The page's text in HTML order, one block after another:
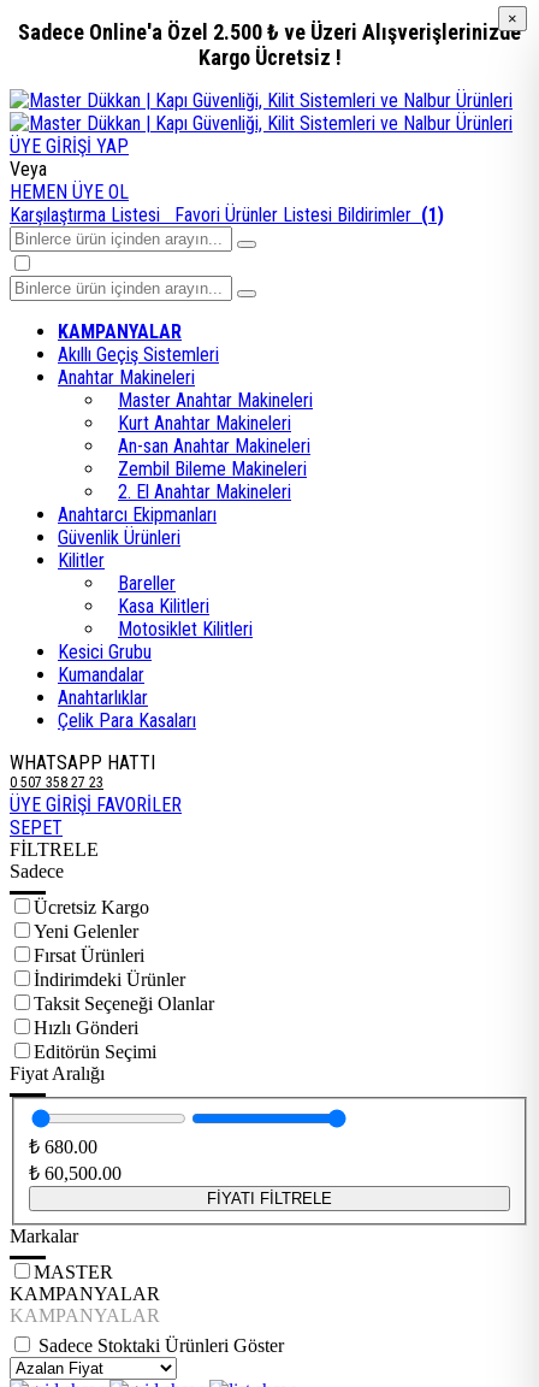
Sadece Online'a Özel 2.500 ₺ ve Üzeri Alışverişlerinizde
Kargo Ücretsiz !
ÜYE GİRİŞİ YAP
Veya
HEMEN ÜYE OL
Karşılaştırma Listesi
Favori Ürünler Listesi Bildirimler (1)
KAMPANYALAR
Akıllı Geçiş Sistemleri
Anahtar Makineleri
Master Anahtar Makineleri
Kurt Anahtar Makineleri
An-san Anahtar Makineleri
Zembil Bileme Makineleri
2. El Anahtar Makineleri
Anahtarcı Ekipmanları
Güvenlik Ürünleri
Kilitler
Bareller
Kasa Kilitleri
Motosiklet Kilitleri
Kesici Grubu
Kumandalar
Anahtarlıklar
Çelik Para Kasaları
WHATSAPP HATTI
0 507 358 27 23
ÜYE GİRİŞİ FAVORİLER
SEPET
FİLTRELE
Sadece
Ücretsiz Kargo
Yeni Gelenler
Fırsat Ürünleri
İndirimdeki Ürünler
Taksit Seçeneği Olanlar
Hızlı Gönderi
Editörün Seçimi
Fiyat Aralığı
₺ 680.00
₺ 60,500.00
FİYATI FİLTRELE
Markalar
MASTER
KAMPANYALAR
KAMPANYALAR
Sadece Stoktaki Ürünleri Göster
×
×